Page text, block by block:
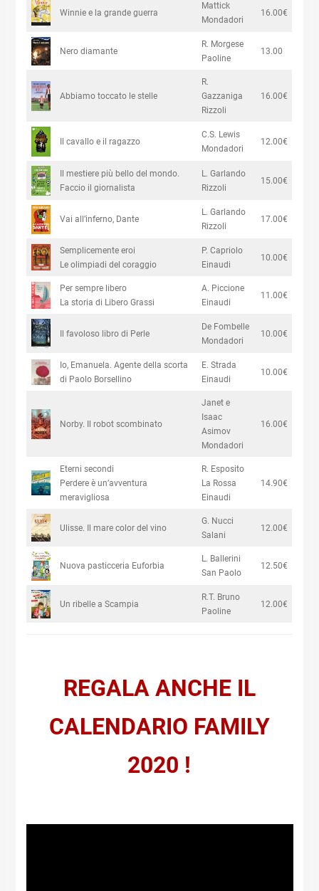
Winnie e la grande guerra
Mattick
Mondadori
16.00€
Nero diamante
R. Morgese
Paoline
13.00
Abbiamo toccato le stelle
R.
Gazzaniga
Rizzoli
16.00€
Il cavallo e il ragazzo
C.S. Lewis
Mondadori
12.00€
Il mestiere più bello del mondo.
Faccio il giornalista
L. Garlando
Rizzoli
15.00€
Vai all’inferno, Dante
L. Garlando
Rizzoli
17.00€
Semplicemente eroi
Le olimpiadi del coraggio
P. Capriolo
Einaudi
10.00€
Per sempre libero
La storia di Libero Grassi
A. Piccione
Einaudi
11.00€
Il favoloso libro di Perle
De Fombelle
Mondadori
10.00€
Io, Emanuela. Agente della scorta
di Paolo Borsellino
E. Strada
Einaudi
10.00€
Norby. Il robot scombinato
Janet e
Isaac
Asimov
Mondadori
16.00€
Eterni secondi
Perdere è un’avventura
meravigliosa
R. Esposito
La Rossa
Einaudi
14.90€
Ulisse. Il mare color del vino
G. Nucci
Salani
12.00€
Nuova pasticceria Euforbia
L. Ballerini
San Paolo
12.50€
Un ribelle a Scampia
R.T. Bruno
Paoline
12.00€
REGALA ANCHE IL
CALENDARIO FAMILY
2020 !